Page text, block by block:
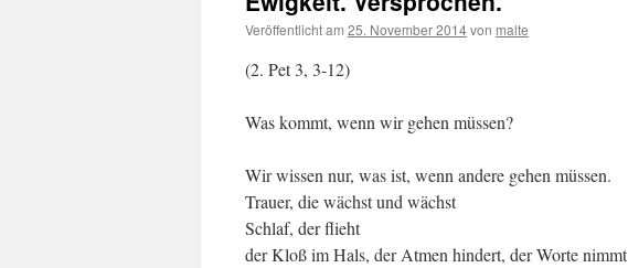
Veröffentlicht am 25. November 2014von malte
(2. Pet 3, 3-12)
Was kommt, wenn wir gehen müssen?
Wir wissen nur, was ist, wenn andere gehen müssen.
Trauer, die wächst und wächst
Schlaf, der flieht
der Kloß im Hals, der Atmen hindert, der Worte nimmt